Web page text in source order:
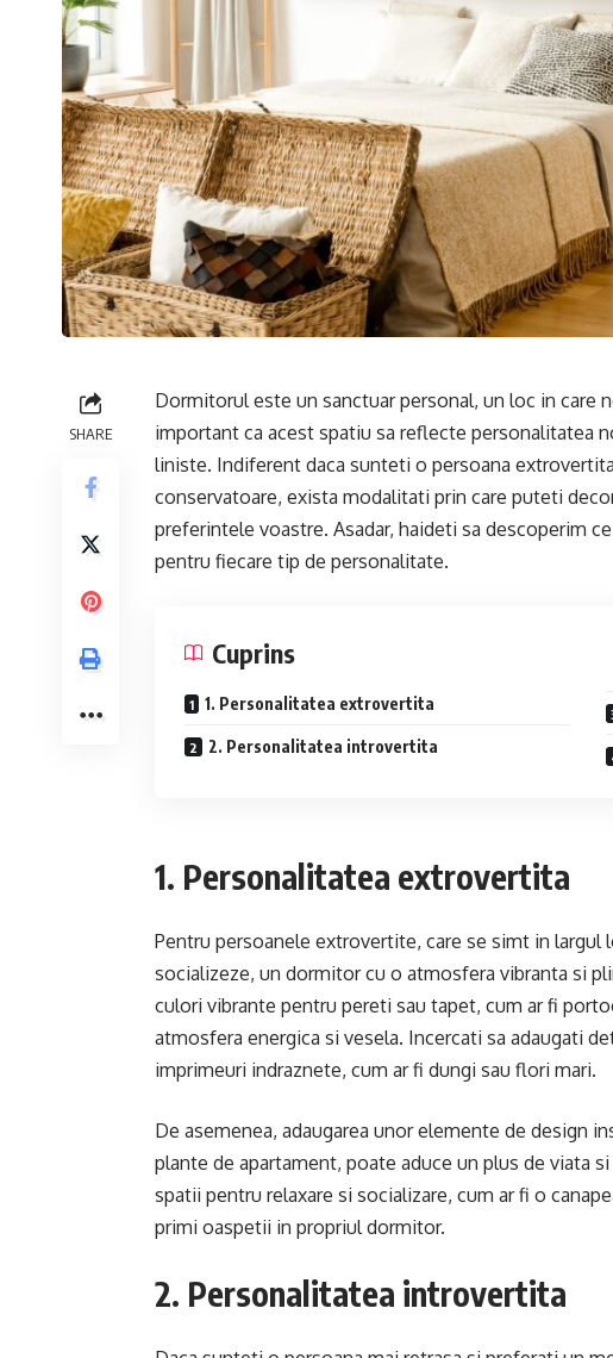
SHARE
Dormitorul este un sanctuar personal, un loc in care
important ca acest spatiu sa reflecte personalitatea
liniste. Indiferent daca sunteti o persoana
conservatoare, exista modalitati prin care puteti
preferintele voastre. Asadar, haideti sa descoperim
pentru fiecare tip de personalitate.
Cuprins
1. Personalitatea extrovertita
2. Personalitatea introvertita
1. Personalitatea extrovertita
Pentru persoanele extrovertite, care se simt in largul
socializeze, un dormitor cu o atmosfera vibranta si
culori vibrante pentru pereti sau tapet, cum ar fi
atmosfera energica si vesela. Incercati sa adaugati
imprimeuri indraznete, cum ar fi dungi sau flori mari.
De asemenea, adaugarea unor elemente de design
plante de apartament, poate aduce un plus de viata
spatii pentru relaxare si socializare, cum ar fi o
primi oaspetii in propriul dormitor.
2. Personalitatea introvertita